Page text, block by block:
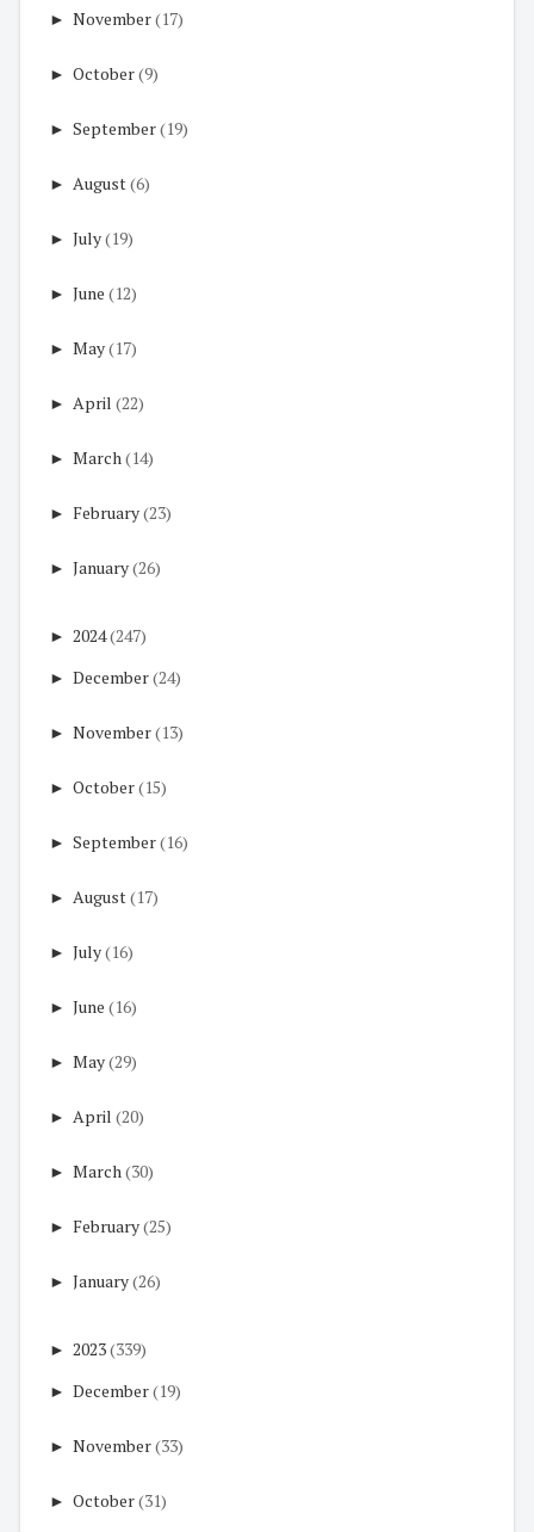
► November(17)
► October(9)
► September(19)
► August(6)
► July(19)
► June (12)
► May(17)
► April (22)
► March(14)
► February(23)
► January(26)
► 2024(247)
► December(24)
► November(13)
► October(15)
► September(16)
► August(17)
► July(16)
► June (16)
► May(29)
► April (20)
► March(30)
► February(25)
► January(26)
► 2023(339)
► December(19)
► November(33)
► October(31)